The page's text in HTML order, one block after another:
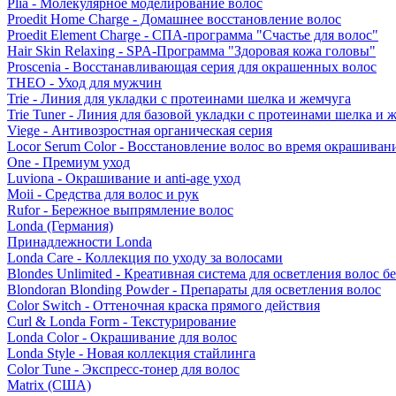
Plia - Молекулярное моделирование волос
Proedit Home Charge - Домашнее восстановление волос
Proedit Element Charge - СПА-программа "Счастье для волос"
Hair Skin Relaxing - SPA-Программа "Здоровая кожа головы"
Proscenia - Восстанавливающая серия для окрашенных волос
THEO - Уход для мужчин
Trie - Линия для укладки с протеинами шелка и жемчуга
Trie Tuner - Линия для базовой укладки с протеинами шелка и
Viege - Антивозростная органическая серия
Locor Serum Color - Восстановление волос во время
One - Премиум уход
Luviona - Окрашивание и anti-age уход
Moii - Средства для волос и рук
Rufor - Бережное выпрямление волос
Londa (Германия)
Принадлежности Londa
Londa Care - Коллекция по уходу за волосами
Blondes Unlimited - Креативная система для осветления волос
Blondoran Blonding Powder - Препараты для осветления волос
Color Switch - Оттеночная краска прямого действия
Curl & Londa Form - Текстурирование
Londa Color - Окрашивание для волос
Londa Style - Новая коллекция стайлинга
Color Tune - Экспресс-тонер для волос
Matrix (США)